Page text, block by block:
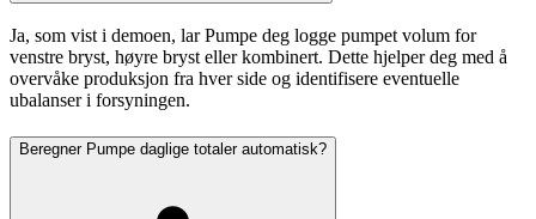
Ja, som vist i demoen, lar Pumpe deg logge pumpet volum for
venstre bryst, høyre bryst eller kombinert. Dette hjelper deg med å
overvåke produksjon fra hver side og identifisere eventuelle
ubalanser i forsyningen.
Beregner Pumpe daglige totaler automatisk?